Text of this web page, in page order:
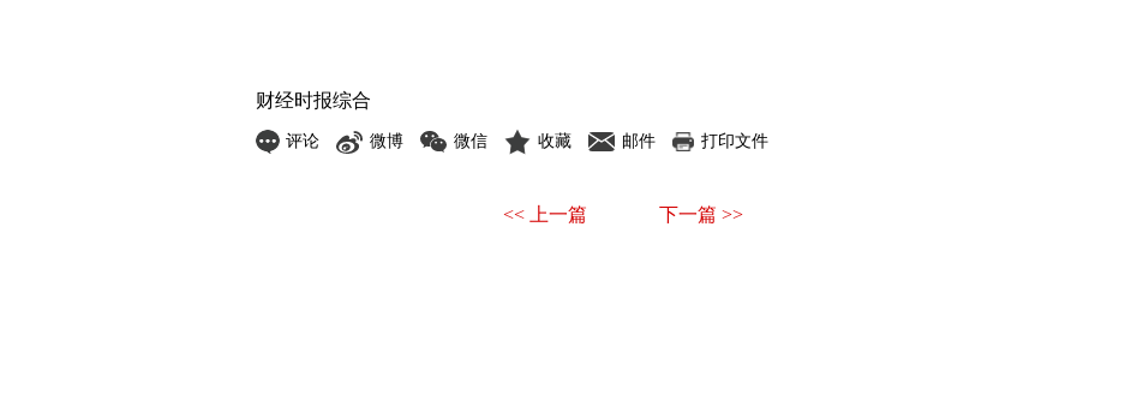
财经时报综合
评论 微博 微信 收藏 邮件 打印文件
<< 上一篇 下一篇 >>